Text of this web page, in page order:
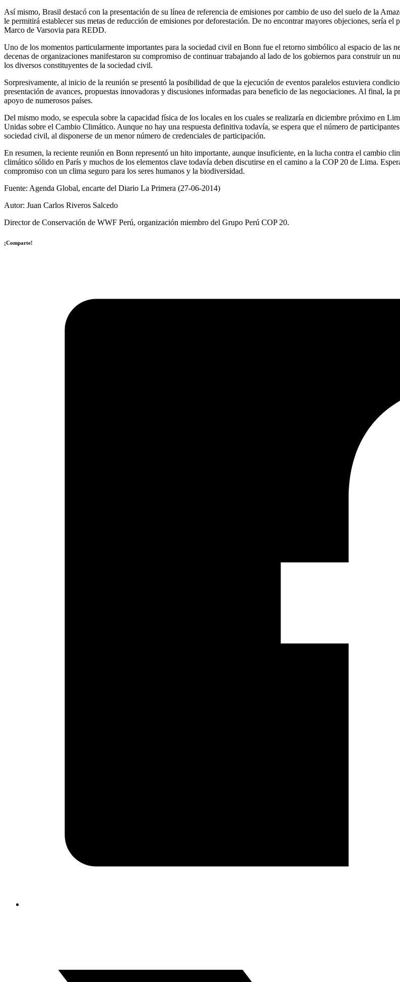
Así mismo, Brasil destacó con la presentación de su línea de referencia de emisiones por cambio de uso del suelo de la
le permitirá establecer sus metas de reducción de emisiones por deforestación. De no encontrar mayores objeciones, sería
Marco de Varsovia para REDD.
Uno de los momentos particularmente importantes para la sociedad civil en Bonn fue el retorno simbólico al espacio de las
decenas de organizaciones manifestaron su compromiso de continuar trabajando al lado de los gobiernos para construir
los diversos constituyentes de la sociedad civil.
Sorpresivamente, al inicio de la reunión se presentó la posibilidad de que la ejecución de eventos paralelos estuviera
presentación de avances, propuestas innovadoras y discusiones informadas para beneficio de las negociaciones. Al final,
apoyo de numerosos países.
Del mismo modo, se especula sobre la capacidad física de los locales en los cuales se realizaría en diciembre próximo en
Unidas sobre el Cambio Climático. Aunque no hay una respuesta definitiva todavía, se espera que el número de
sociedad civil, al disponerse de un menor número de credenciales de participación.
En resumen, la reciente reunión en Bonn representó un hito importante, aunque insuficiente, en la lucha contra el cambio
climático sólido en París y muchos de los elementos clave todavía deben discutirse en el camino a la COP 20 de Lima.
compromiso con un clima seguro para los seres humanos y la biodiversidad.
Fuente: Agenda Global, encarte del Diario La Primera (27-06-2014)
Autor: Juan Carlos Riveros Salcedo
Director de Conservación de WWF Perú, organización miembro del Grupo Perú COP 20.
¡Comparte!